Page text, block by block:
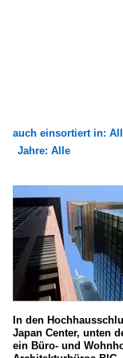
auch einsortiert in:
Architekten,
Schweiz
Herzog
Bauten für
Jahre: Alle
Alle Jahre
2000
2006
2010
2016
2020
In den
Japan Center, unten
ein Büro- und